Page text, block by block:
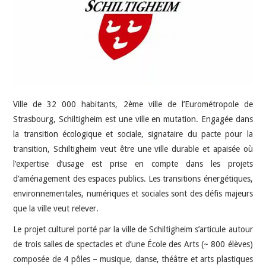
Ville de 32 000 habitants, 2ème ville de l’Eurométropole de
Strasbourg, Schiltigheim est une ville en mutation. Engagée dans
la transition écologique et sociale, signataire du pacte pour la
transition, Schiltigheim veut être une ville durable et apaisée où
l’expertise d’usage est prise en compte dans les projets
d’aménagement des espaces publics. Les transitions énergétiques,
environnementales, numériques et sociales sont des défis majeurs
que la ville veut relever.
Le projet culturel porté par la ville de Schiltigheim s’articule autour
de trois salles de spectacles et d’une École des Arts (~ 800 élèves)
composée de 4 pôles – musique, danse, théâtre et arts plastiques